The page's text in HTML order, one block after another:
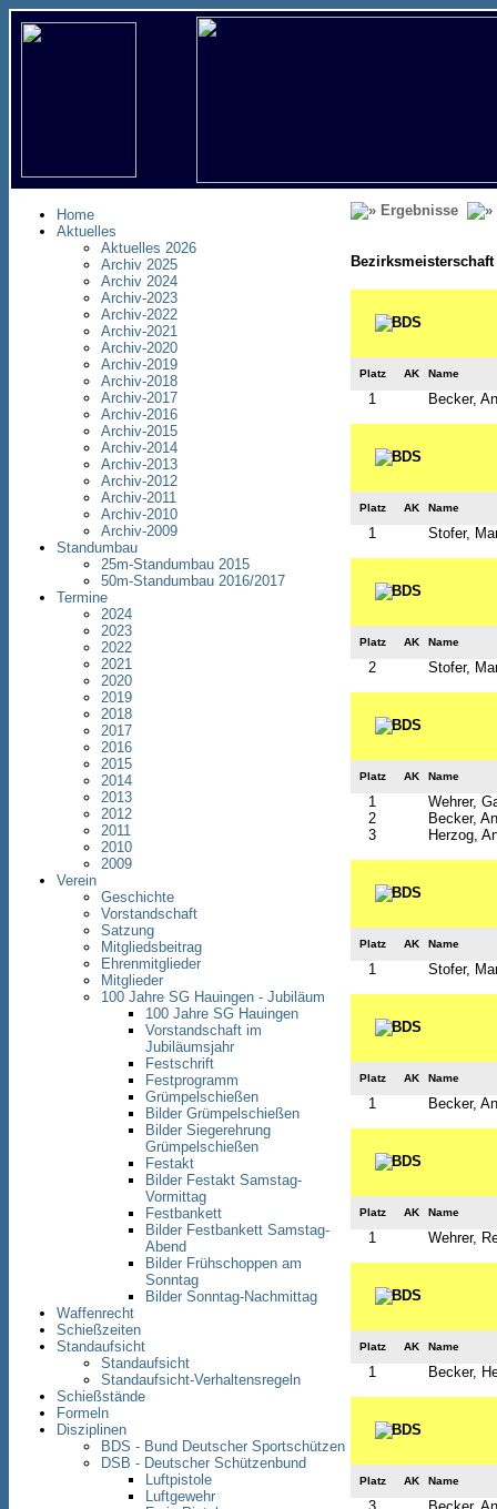
Home
Aktuelles
Aktuelles 2026
Archiv 2025
Archiv 2024
Archiv-2023
Archiv-2022
Archiv-2021
Archiv-2020
Archiv-2019
Archiv-2018
Archiv-2017
Archiv-2016
Archiv-2015
Archiv-2014
Archiv-2013
Archiv-2012
Archiv-2011
Archiv-2010
Archiv-2009
Standumbau
25m-Standumbau 2015
50m-Standumbau 2016/2017
Termine
2024
2023
2022
2021
2020
2019
2018
2017
2016
2015
2014
2013
2012
2011
2010
2009
Verein
Geschichte
Vorstandschaft
Satzung
Mitgliedsbeitrag
Ehrenmitglieder
Mitglieder
100 Jahre SG Hauingen - Jubiläum
100 Jahre SG Hauingen
Vorstandschaft im
Jubiläumsjahr
Festschrift
Festprogramm
Grümpelschießen
Bilder Grümpelschießen
Bilder Siegerehrung
Grümpelschießen
Festakt
Bilder Festakt Samstag-
Vormittag
Festbankett
Bilder Festbankett Samstag-
Abend
Bilder Frühschoppen am
Sonntag
Bilder Sonntag-Nachmittag
Waffenrecht
Schießzeiten
Standaufsicht
Standaufsicht
Standaufsicht-Verhaltensregeln
Schießstände
Formeln
Disziplinen
BDS - Bund Deutscher Sportschützen
DSB - Deutscher Schützenbund
Luftpistole
Luftgewehr
Ergebnisse
Bezirksmeisterschaft
Platz AK Name
1 Becker,
Platz AK Name
1 Stofer,
Platz AK Name
2 Stofer,
Platz AK Name
1
Wehrer,
2
Becker,
3
Herzog,
Platz AK Name
1 Stofer,
Platz AK Name
1 Becker,
Platz AK Name
1 Wehrer,
Platz AK Name
1 Becker,
Platz AK Name